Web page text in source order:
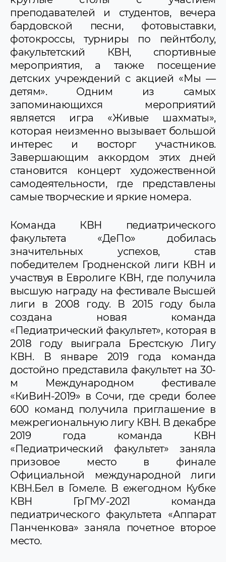
преподавателей и студентов, вечера
бардовской песни, фотовыставки,
фотокроссы, турниры по пейнтболу,
факультетский КВН, спортивные
мероприятия, а также посещение
детских учреждений с акцией «Мы —
детям». Одним из самых
запоминающихся мероприятий
является игра «Живые шахматы»,
которая неизменно вызывает большой
интерес и восторг участников.
Завершающим аккордом этих дней
становится концерт художественной
самодеятельности, где представлены
самые творческие и яркие номера.
Команда КВН педиатрического
факультета «ДеПо» добилась
значительных успехов, став
победителем Гродненской лиги КВН и
участвуя в Евролиге КВН, где получила
высшую награду на фестивале Высшей
лиги в 2008 году. В 2015 году была
создана новая команда
«Педиатрический факультет», которая в
2018 году выиграла Брестскую Лигу
КВН. В январе 2019 года команда
достойно представила факультет на 30-
м Международном фестивале
«КиВиН-2019» в Сочи, где среди более
600 команд получила приглашение в
межрегиональную лигу КВН. В декабре
2019 года команда КВН
«Педиатрический факультет» заняла
призовое место в финале
Официальной международной лиги
КВН.Бел в Гомеле. В ежегодном Кубке
КВН ГрГМУ-2021 команда
педиатрического факультета «Аппарат
Панченкова» заняла почетное второе
место.